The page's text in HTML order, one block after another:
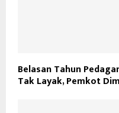
Belasan Tahun
Tak Layak, Pemkot